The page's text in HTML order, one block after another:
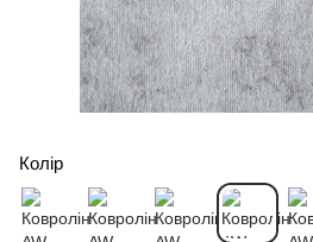
Колір